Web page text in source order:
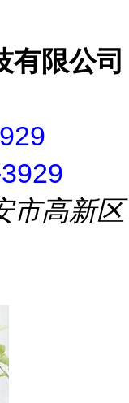
有限公司
市高新区